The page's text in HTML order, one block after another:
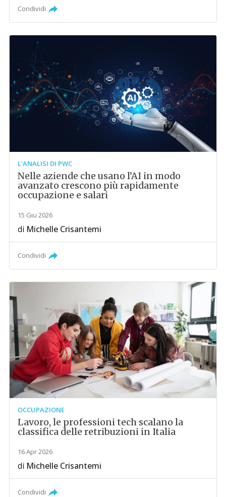
Condividi
L'ANALISI DI PWC
Nelle aziende che usano l’AI in modo
avanzato crescono più rapidamente
occupazione e salari
15 Giu 2026
di Michelle Crisantemi
Condividi
OCCUPAZIONE
Lavoro, le professioni tech scalano la
classifica delle retribuzioni in Italia
16 Apr 2026
di Michelle Crisantemi
Condividi